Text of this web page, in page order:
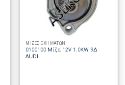
ΜΙΖΕΣ ΟΧΗΜΑΤΩΝ
0100100 Μίζα 12V 1.0KW 9Δ
AUDI